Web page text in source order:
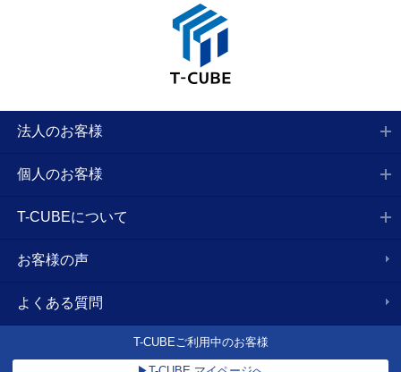
法人のお客様
個人のお客様
T-CUBEについて
お客様の声
よくある質問
T-CUBEご利用中のお客様